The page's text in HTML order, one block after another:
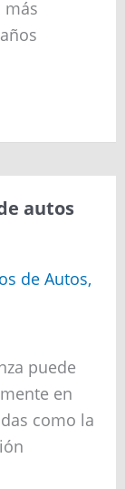
más
autos
de Autos,
puede
en
como la